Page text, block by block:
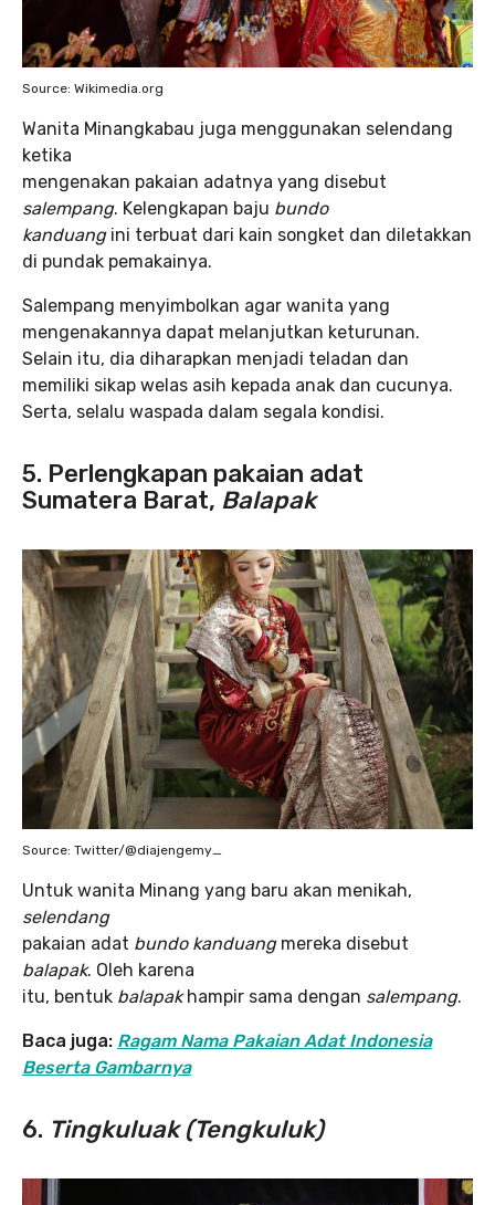
Source: Wikimedia.org
Wanita Minangkabau juga menggunakan selendang
ketika
mengenakan pakaian adatnya yang disebut
salempang. Kelengkapan baju bundo
kanduangini terbuat dari kain songket dan diletakkan
di pundak pemakainya.
Salempang menyimbolkan agar wanita yang
mengenakannya dapat melanjutkan keturunan.
Selain itu, dia diharapkan menjadi teladan dan
memiliki sikap welas asih kepada anak dan cucunya.
Serta, selalu waspada dalam segala kondisi.
5. Perlengkapan pakaian adat
Sumatera Barat, Balapak
Source: Twitter/@diajengemy_
Untuk wanita Minang yang baru akan menikah,
selendang
pakaian adat bundo kanduangmereka disebut
balapak. Oleh karena
itu, bentuk balapakhampir sama dengan salempang.
Baca juga: Ragam Nama Pakaian Adat Indonesia
Beserta Gambarnya
6. Tingkuluak (Tengkuluk)